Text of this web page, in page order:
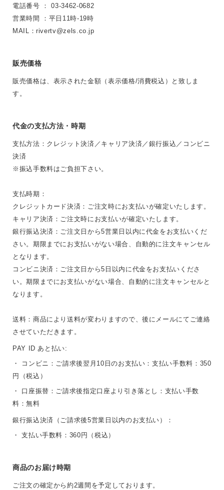
電話番号 ： 03-3462-0682
営業時間 ：平日11時-19時
MAIL：rivertv@zels.co.jp
販売価格
販売価格は、表示された金額（表示価格/消費税込）と致しま
す。
代金の支払方法・時期
支払方法：クレジット決済／キャリア決済／銀行振込／コンビニ
決済
※振込手数料はご負担下さい。
支払時期：
クレジットカード決済：ご注文時にお支払いが確定いたします。
キャリア決済：ご注文時にお支払いが確定いたします。
銀行振込決済：ご注文日から5営業日以内に代金をお支払いくだ
さい。期限までにお支払いがない場合、自動的に注文キャンセル
となります。
コンビニ決済：ご注文日から5日以内に代金をお支払いくださ
い。期限までにお支払いがない場合、自動的に注文キャンセルと
なります。
送料：商品により送料が変わりますので、後にメールにてご連絡
させていただきます。
PAY ID あと払い:
・ コンビニ：ご請求後翌月10日のお支払い：支払い手数料：350
円（税込）
・ 口座振替：ご請求後指定口座より引き落とし：支払い手数
料：無料
銀行振込決済（ご請求後5営業日以内のお支払い）：
・ 支払い手数料：360円（税込）
商品のお届け時期
ご注文の確定から約2週間を予定しております。